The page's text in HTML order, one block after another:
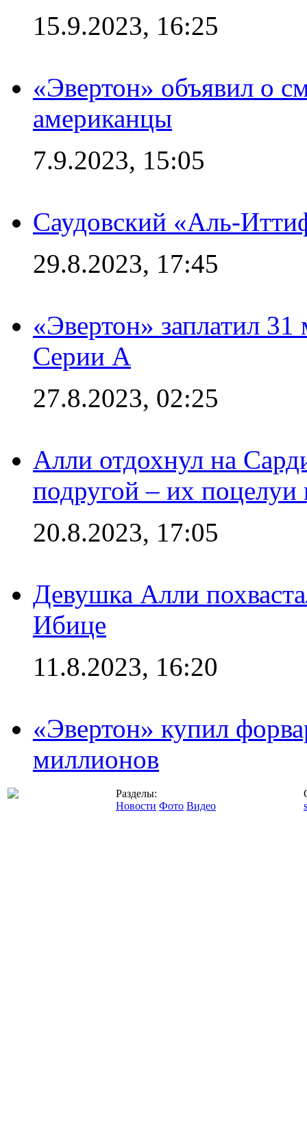
15.9.2023, 16:25
«Эвертон» объявил о
американцы
7.9.2023, 15:05
Саудовский «Аль-
29.8.2023, 17:45
«Эвертон» заплатил
Серии А
27.8.2023, 02:25
Алли отдохнул на
подругой – их поцелуи
20.8.2023, 17:05
Девушка Алли
Ибице
11.8.2023, 16:20
«Эвертон» купил
миллионов
Разделы:
Новости Фото Видео